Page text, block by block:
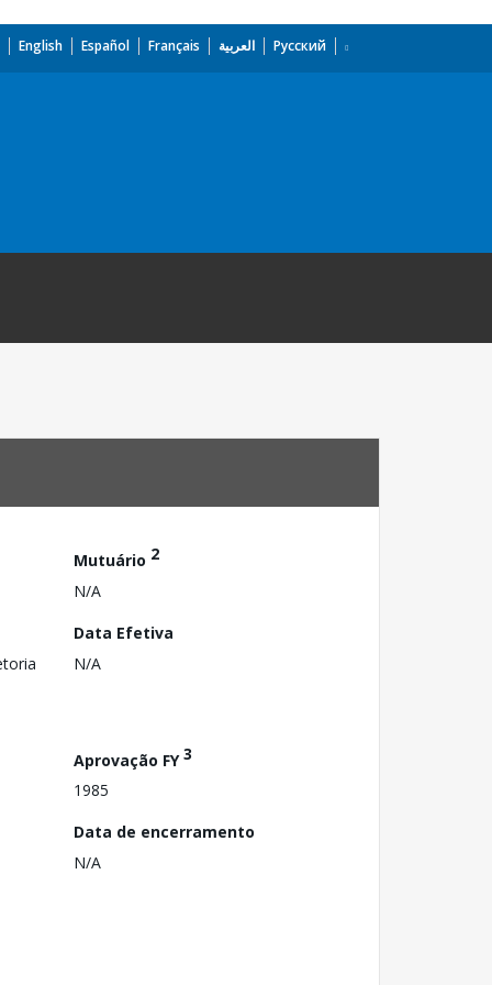
English Español Français العربية Русский
Mutuário 2
N/A
Data Efetiva
N/A
Aprovação FY3
1985
Data de encerramento
N/A